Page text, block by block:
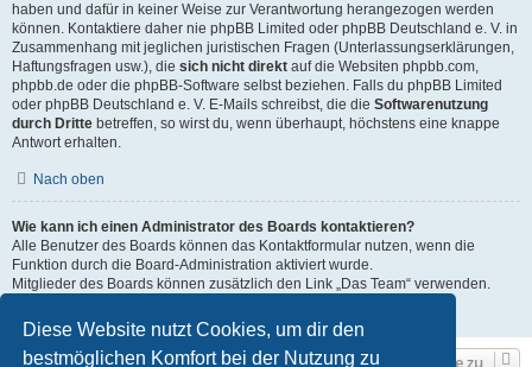
Diese Website nutzt Cookies, um dir den
bestmöglichen Komfort bei der Nutzung zu
haben und dafür in keiner Weise zur Verantwortung herangezogen werden
können. Kontaktiere daher nie phpBB Limited oder phpBB Deutschland e. V. in
Zusammenhang mit jeglichen juristischen Fragen (Unterlassungserklärungen,
Haftungsfragen usw.), die sich nicht direkt auf die Websiten phpbb.com,
phpbb.de oder die phpBB-Software selbst beziehen. Falls du phpBB Limited
oder phpBB Deutschland e. V. E-Mails schreibst, die die Softwarenutzung
durch Dritte betreffen, so wirst du, wenn überhaupt, höchstens eine knappe
Antwort erhalten.
Nach oben
Wie kann ich einen Administrator des Boards kontaktieren?
Alle Benutzer des Boards können das Kontaktformular nutzen, wenn die
Funktion durch die Board-Administration aktiviert wurde.
Mitglieder des Boards können zusätzlich den Link „Das Team“ verwenden.
Nach oben
Gehe zu